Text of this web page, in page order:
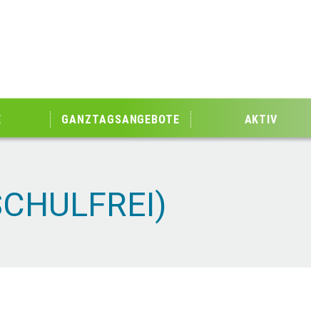
GANZTAGSANGEBOTE AKTIV